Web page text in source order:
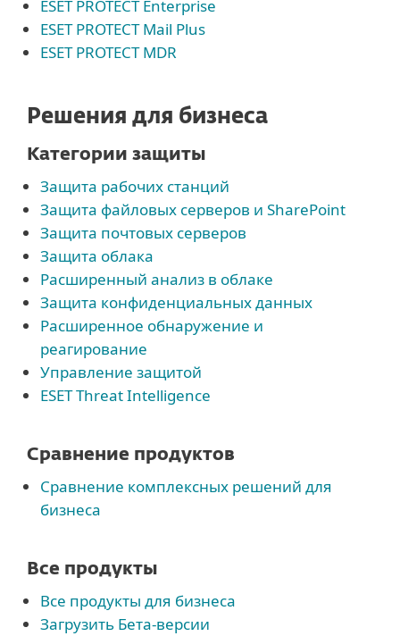
ESET PROTECT Enterprise
ESET PROTECT Mail Plus
ESET PROTECT MDR
Решения для бизнеса
Категории защиты
Защита рабочих станций
Защита файловых серверов и SharePoint
Защита почтовых серверов
Защита облака
Расширенный анализ в облаке
Защита конфиденциальных данных
Расширенное обнаружение и
реагирование
Управление защитой
ESET Threat Intelligence
Сравнение продуктов
Сравнение комплексных решений для
бизнеса
Все продукты
Все продукты для бизнеса
Загрузить Бета-версии